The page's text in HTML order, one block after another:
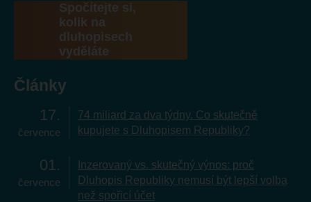
Spočítejte si,
kolik na
dluhopisech
vyděláte
Články
17
července
74 miliard za dva týdny. Co skutečně
kupujete s Dluhopisem Republiky?
01
července
Inzerovaný vs. skutečný výnos: proč
Dluhopis Republiky nemusí být lepší volba
než spořicí účet